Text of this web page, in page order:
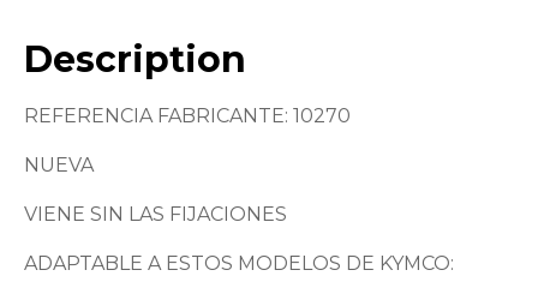
Description
REFERENCIA FABRICANTE: 10270
NUEVA
VIENE SIN LAS FIJACIONES
ADAPTABLE A ESTOS MODELOS DE KYMCO: